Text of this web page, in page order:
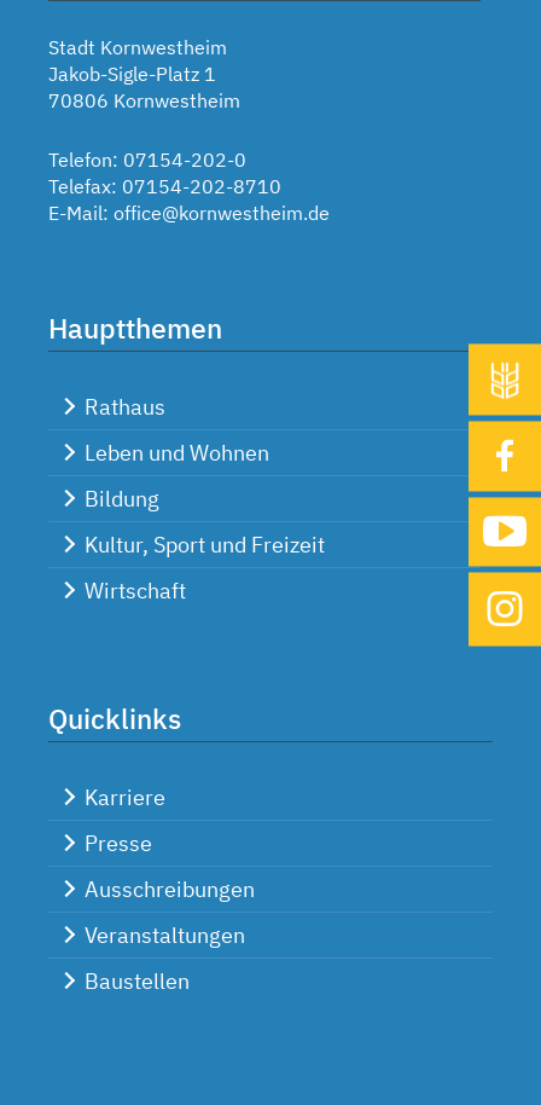
Stadt Kornwestheim
Jakob-Sigle-Platz 1
70806 Kornwestheim
Telefon: 07154-202-0
Telefax: 07154-202-8710
E-Mail: office@kornwestheim.de
Hauptthemen
Rathaus
Leben und Wohnen
Bildung
Kultur, Sport und Freizeit
Wirtschaft
Quicklinks
Karriere
Presse
Ausschreibungen
Veranstaltungen
Baustellen